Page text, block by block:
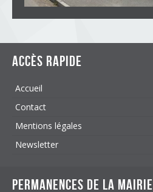
Accès rapide
Accueil
Contact
Mentions légales
Newsletter
Permanences de la mairie